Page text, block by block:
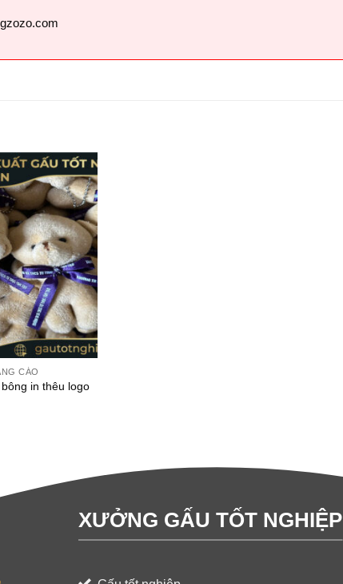
CÁO
in thêu logo
XƯỞNG GẤU TỐT NGHIỆP